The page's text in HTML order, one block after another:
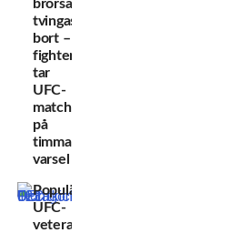
brorsa
tvingas
bort –
fighter
tar
UFC-
match
på
timmars
varsel
Populära
UFC-
veteranen